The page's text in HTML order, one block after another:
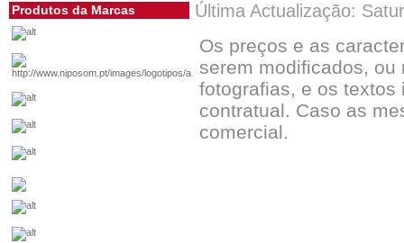
Produtos da Marcas Última Actualização:
Os preços e as
serem modificados, ou
fotografias, e os
contratual. Caso as
comercial.